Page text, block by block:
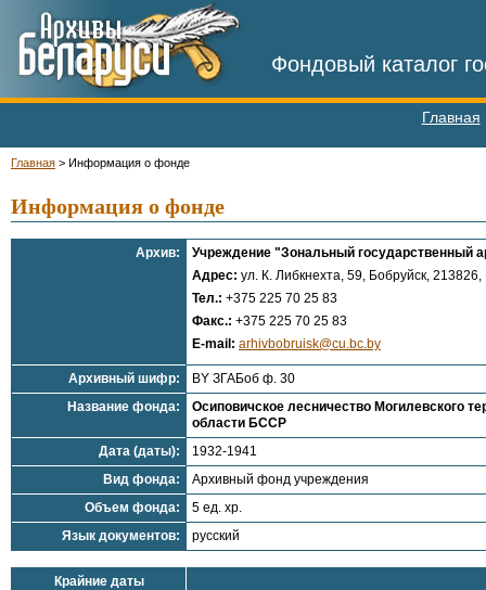
Фондовый каталог
Главная
Главная > Информация о фонде
Информация о фонде
Архив:
Учреждение "Зональный государственный
Адрес: ул. К. Либкнехта, 59, Бобруйск,
Тел.: +375 225 70 25 83
Факс.: +375 225 70 25 83
E-mail: arhivbobruisk@cu.bc.by
Архивный шифр:
BY ЗГАБоб ф. 30
Название фонда:
Осиповичское лесничество Могилевского
области БССР
Дата (даты):
1932-1941
Вид фонда:
Архивный фонд учреждения
Объем фонда:
5 ед. хр.
Язык документов:
русский
Крайние даты